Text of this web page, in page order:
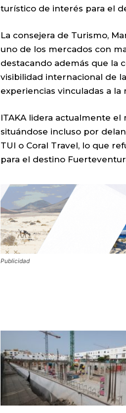
turístico de interés para el
La consejera de Turismo,
uno de los mercados con
destacando además que la
visibilidad internacional de
experiencias vinculadas a
ITAKA lidera actualmente
situándose incluso por
TUI o Coral Travel, lo que
para el destino
Publicidad